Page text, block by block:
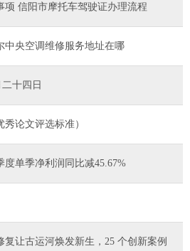
项 信阳市摩托车驾驶证办理流程
中央空调维修服务地址在哪
十四日
论文评选标准）
度单季净利润同比减45.67%
让古运河焕发新生，25 个创新案例